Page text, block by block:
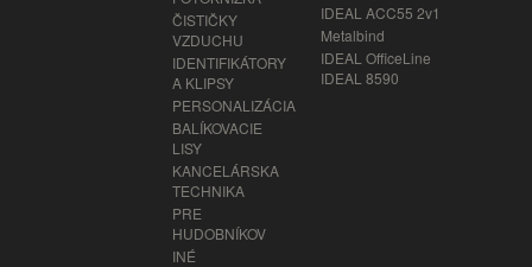
ČISTIČKY
VZDUCHU
IDENTIFIKÁTORY
A KLIPSY
PERSONALIZÁCIA
BALÍKOVACIE
LISY
KANCELÁRSKA
TECHNIKA
PRE
HUDOBNÍKOV
INÉ
IDEAL ACC55 2v1
Metalbind
IDEAL OfficeLine
IDEAL 8590